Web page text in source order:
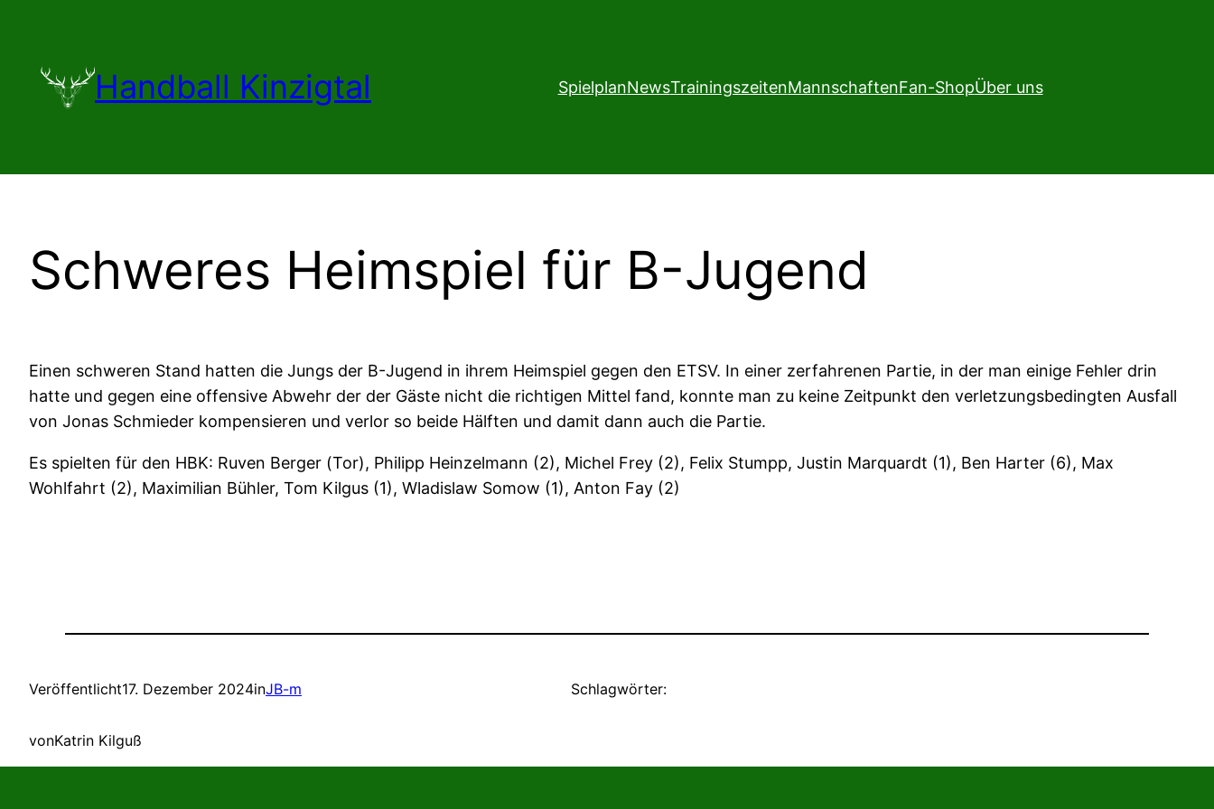
Handball Kinzigtal SpielplanNewsTrainingszeitenMannschaftenFan-ShopÜber uns
Schweres Heimspiel für B-Jugend
Einen schweren Stand hatten die Jungs der B-Jugend in ihrem Heimspiel gegen den ETSV. In einer zerfahrenen Partie, in der man einige Fehler drin
hatte und gegen eine offensive Abwehr der der Gäste nicht die richtigen Mittel fand, konnte man zu keine Zeitpunkt den verletzungsbedingten Ausfall
von Jonas Schmieder kompensieren und verlor so beide Hälften und damit dann auch die Partie.
Es spielten für den HBK: Ruven Berger (Tor), Philipp Heinzelmann (2), Michel Frey (2), Felix Stumpp, Justin Marquardt (1), Ben Harter (6), Max
Wohlfahrt (2), Maximilian Bühler, Tom Kilgus (1), Wladislaw Somow (1), Anton Fay (2)
Veröffentlicht17. Dezember 2024inJB-m
vonKatrin Kilguß
Schlagwörter: